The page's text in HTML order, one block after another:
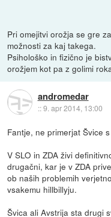
Pri omejitvi orožja se gre
možnosti za kaj takega.
Psihološko in fizično je
orožjem kot pa z golimi
andromedar
::9. apr 2014, 13:00
Fantje, ne primerjat Švice
V SLO in ZDA živi
drugačni, kar je v ZDA
ob naših problemih
vsakemu hillbillyju.
Švica ali Avstrija sta drugi